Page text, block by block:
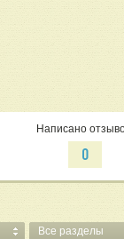
Написано
0
Все разделы